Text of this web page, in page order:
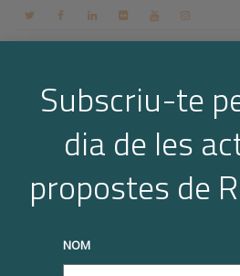
Contacte
Programa de
Home
Programa de Formació en RSE
Subscriu-te
dia de les
propostes de
NOM